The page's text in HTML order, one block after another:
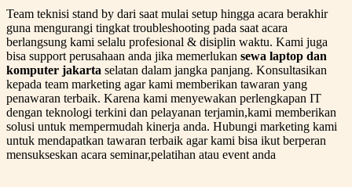
Team teknisi stand by dari saat mulai setup hingga acara berakhir
guna mengurangi tingkat troubleshooting pada saat acara
berlangsung kami selalu profesional & disiplin waktu. Kami juga
bisa support perusahaan anda jika memerlukan sewa laptop dan
komputer jakarta selatan dalam jangka panjang. Konsultasikan
kepada team marketing agar kami memberikan tawaran yang
penawaran terbaik. Karena kami menyewakan perlengkapan IT
dengan teknologi terkini dan pelayanan terjamin,kami memberikan
solusi untuk mempermudah kinerja anda. Hubungi marketing kami
untuk mendapatkan tawaran terbaik agar kami bisa ikut berperan
mensukseskan acara seminar,pelatihan atau event anda